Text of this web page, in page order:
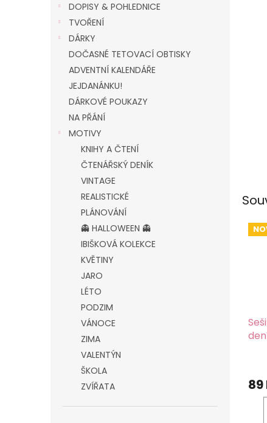
DOPISY & POHLEDNICE
TVOŘENÍ
DÁRKY
DOČASNÉ TETOVACÍ OBTISKY
ADVENTNÍ KALENDÁŘE
JEJDANÁNKU!
DÁRKOVÉ POUKAZY
NA PŘÁNÍ
MOTIVY
KNIHY A ČTENÍ
ČTENÁŘSKÝ DENÍK
VINTAGE
REALISTICKÉ
PLÁNOVÁNÍ
👻 HALLOWEEN 👻
IBIŠKOVÁ KOLEKCE
KVĚTINY
JARO
LÉTO
PODZIM
VÁNOCE
ZIMA
VALENTÝN
ŠKOLA
ZVÍŘATA
89